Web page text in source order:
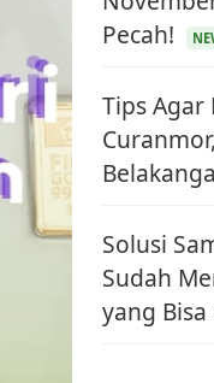
Pecah!
Tips
Solusi
Sudah
yang